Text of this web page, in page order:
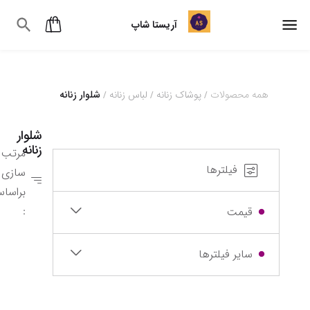
آریستا شاپ
همه محصولات / پوشاک زنانه / لباس زنانه / شلوار زنانه
فیلترها
قیمت
سایر فیلترها
شلوار
زنانهمرتب
سازی
:
7 8